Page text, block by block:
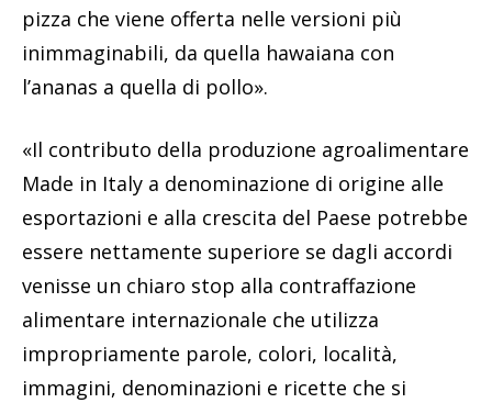
pizza che viene offerta nelle versioni più
inimmaginabili, da quella hawaiana con
l’ananas a quella di pollo».
«Il contributo della produzione agroalimentare
Made in Italy a denominazione di origine alle
esportazioni e alla crescita del Paese potrebbe
essere nettamente superiore se dagli accordi
venisse un chiaro stop alla contraffazione
alimentare internazionale che utilizza
impropriamente parole, colori, località,
immagini, denominazioni e ricette che si